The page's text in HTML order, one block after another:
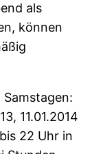
als
können
11.01.2014
22 Uhr in